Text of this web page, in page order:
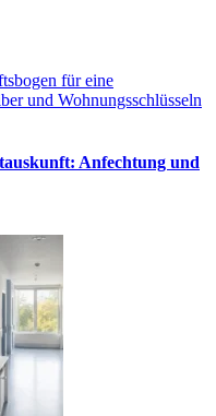
Anfechtung und